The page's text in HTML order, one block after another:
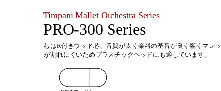
Timpani Mallet Orchestra Series
PRO-300 Series
芯はR付きウッド芯、音質が太く楽器の基音が良く響くマレ
が割れにくいためプラスチックヘッドにも適しています。